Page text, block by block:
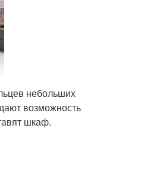
небольших
возможность
шкаф.